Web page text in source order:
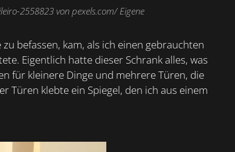
2558823 von pexels.com/ Eigene
befassen, kam, als ich einen gebrauchten
Eigentlich hatte dieser Schrank alles, was
für kleinere Dinge und mehrere Türen, die
Türen klebte ein Spiegel, den ich aus einem